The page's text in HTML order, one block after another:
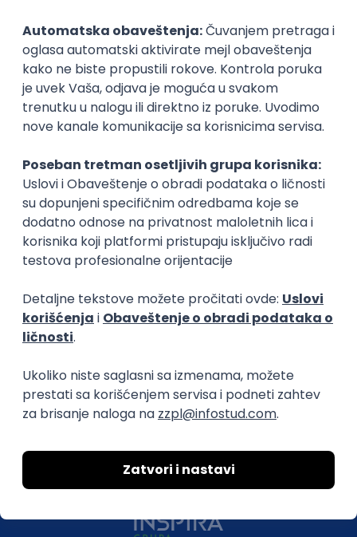
Okupljamo IT zajednicu, podižemo
efikasno spajamo kandidate i poslodavce.
O nama
Za poslodavce
Uslovi korišćenja
Uklonjeni profili poslodavaca
Za medije
Druželjubivi smo!